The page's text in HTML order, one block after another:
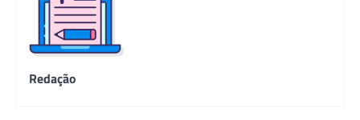
Redação